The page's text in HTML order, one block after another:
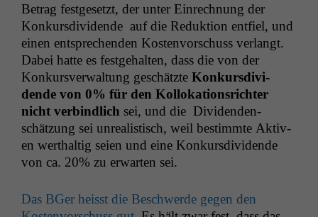
Betrag fest­ge­set­zt, der unter Ein­rech­nung der
Konkurs­div­i­dende auf die Reduk­tion ent­fiel, und
einen entsprechen­den Kosten­vorschuss ver­langt.
Dabei hat­te es fest­ge­hal­ten, dass die von der
Konkursver­wal­tung geschätzte Konkurs­div­i­
dende von 0% für den Kol­loka­tion­srichter
nicht verbindlich sei, und die Div­i­den­den­
schätzung sei unre­al­is­tisch, weil bes­timmte Aktiv­
en werthaltig seien und eine Konkurs­div­i­dende
von ca. 20% zu erwarten sei.
Das BGer heisst die Beschw­erde gegen den